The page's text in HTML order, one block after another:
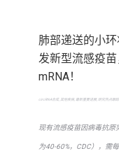
肺部递送的小
发新型流感疫
mRNA！
circRNA合成 其他疾病 最新重要进展 研究热点跟踪
现有流感疫苗因病毒抗原
为40-60%，CDC），需